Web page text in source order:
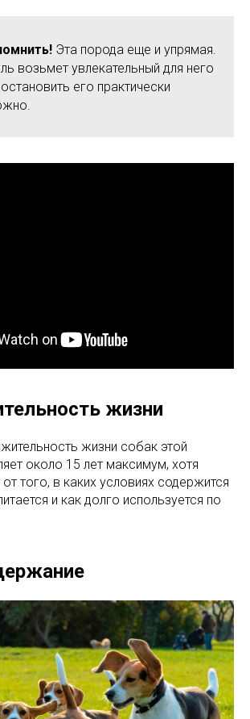
Эта порода еще и упрямая.
возьмет увлекательный для него
его практически
жизни
жизни собак этой
около 15 лет максимум, хотя
того, в каких условиях содержится
и как долго используется по